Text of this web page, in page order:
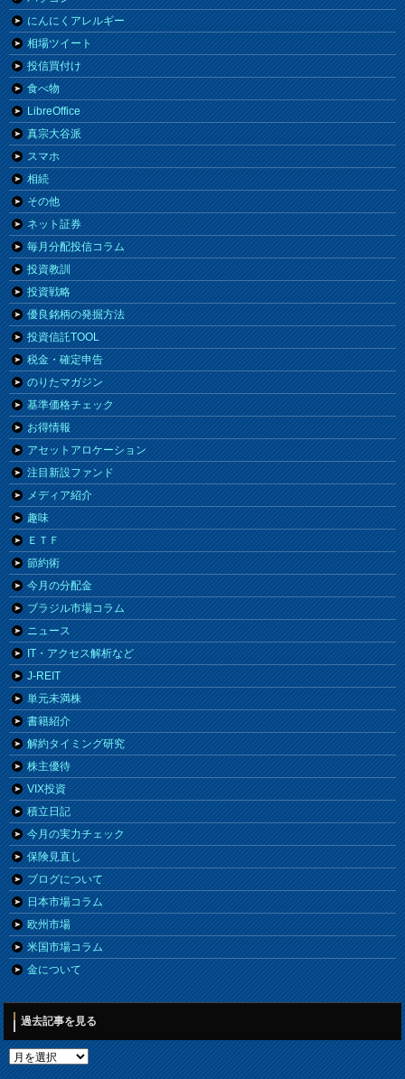
にんにくアレルギー
相場ツイート
投信買付け
食べ物
LibreOffice
真宗大谷派
スマホ
相続
その他
ネット証券
毎月分配投信コラム
投資教訓
投資戦略
優良銘柄の発掘方法
投資信託TOOL
税金・確定申告
のりたマガジン
基準価格チェック
お得情報
アセットアロケーション
注目新設ファンド
メディア紹介
趣味
ＥＴＦ
節約術
今月の分配金
ブラジル市場コラム
ニュース
IT・アクセス解析など
J-REIT
単元未満株
書籍紹介
解約タイミング研究
株主優待
VIX投資
積立日記
今月の実力チェック
保険見直し
ブログについて
日本市場コラム
欧州市場
米国市場コラム
金について
過去記事を見る